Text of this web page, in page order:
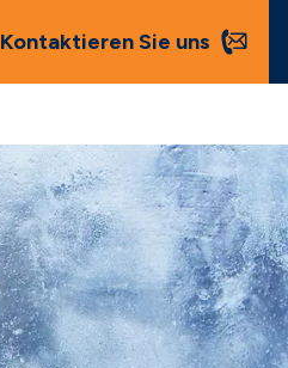
Kontaktieren Sie uns